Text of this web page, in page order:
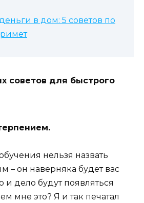
в дом: 5 советов по
советов для быстрого
нельзя назвать
– он наверняка будет вас
и дело будут появляться
мне это? Я и так печатал